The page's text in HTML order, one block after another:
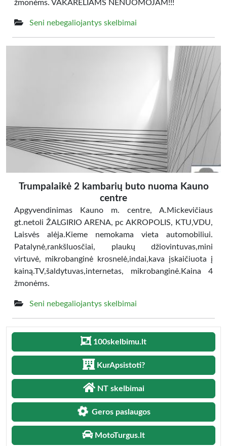
žmonėms. VAKARĖLIAMS NENUOMOJAM!!!
Seni nebegaliojantys skelbimai
Trumpalaikė 2 kambarių buto nuoma Kauno
centre
Apgyvendinimas Kauno m. centre, A.Mickevičiaus
gt.netoli ŽALGIRIO ARENA, pc AKROPOLIS, KTU,VDU,
Laisvės alėja.Kieme nemokama vieta automobiliui.
Patalynė,rankšluosčiai, plaukų džiovintuvas,mini
virtuvė, mikrobanginė krosnelė,indai,kava įskaičiuota į
kainą.TV,šaldytuvas,internetas, mikrobanginė.Kaina 4
žmonėms.
Seni nebegaliojantys skelbimai
100skelbimu.lt
KurApsistoti?
NT skelbimai
Geros paslaugos
MotoTurgus.lt